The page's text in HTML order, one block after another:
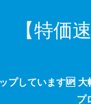
【特価
プしています🆙
プ